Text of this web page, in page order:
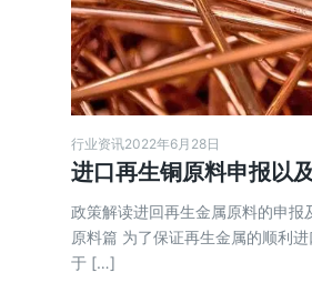
行业资讯2022年6月28日
进口再生铜原料申报以
政策解读进回再生金属原料的申报
原料篇 为了保证再生金属的顺利
于 […]